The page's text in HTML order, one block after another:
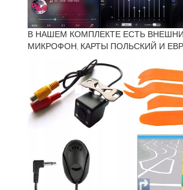
В НАШЕМ КОМПЛЕКТЕ ЕСТЬ
МИКРОФОН, КАРТЫ ПОЛЬСКИЙ И